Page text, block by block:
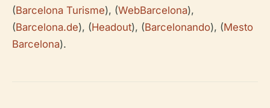
(Barcelona Turisme), (WebBarcelona),
(Barcelona.de), (Headout), (Barcelonando), (Mesto
Barcelona).